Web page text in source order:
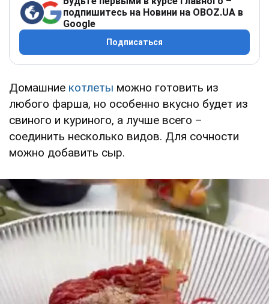
подпишитесь на Новини на OBOZ.UA в
Google
Подписаться
Домашние котлеты можно готовить из
любого фарша, но особенно вкусно будет из
свиного и куриного, а лучше всего –
соединить несколько видов. Для сочности
можно добавить сыр.